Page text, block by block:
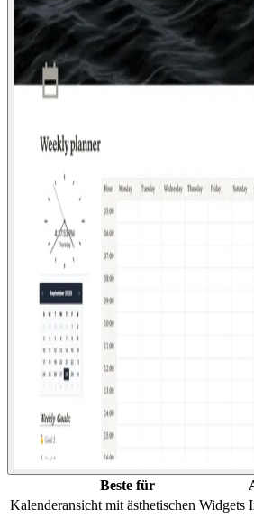
Beste für
Kalenderansicht mit ästhetischen Widgets